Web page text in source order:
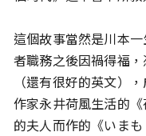
這個故事當然是川本
者職務之後因禍得福
（還有很好的英文）
作家永井荷風生活的
的夫人而作的《いま